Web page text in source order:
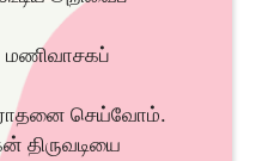
மணிவாசகப்
செய்வோம்.
திருவடியை